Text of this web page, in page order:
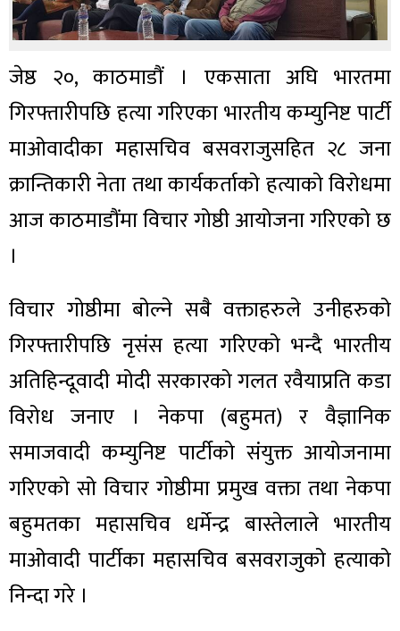
जेष्ठ २०, काठमाडौं । एकसाता अघि भारतमा
गिरफ्तारीपछि हत्या गरिएका भारतीय कम्युनिष्ट पार्टी
माओवादीका महासचिव बसवराजुसहित २८ जना
क्रान्तिकारी नेता तथा कार्यकर्ताको हत्याको विरोधमा
आज काठमाडौंमा विचार गोष्ठी आयोजना गरिएको छ
।
विचार गोष्ठीमा बोल्ने सबै वक्ताहरुले उनीहरुको
गिरफ्तारीपछि नृसंस हत्या गरिएको भन्दै भारतीय
अतिहिन्दूवादी मोदी सरकारको गलत रवैयाप्रति कडा
विरोध जनाए । नेकपा (बहुमत) र वैज्ञानिक
समाजवादी कम्युनिष्ट पार्टीको संयुक्त आयोजनामा
गरिएको सो विचार गोष्ठीमा प्रमुख वक्ता तथा नेकपा
बहुमतका महासचिव धर्मेन्द्र बास्तेलाले भारतीय
माओवादी पार्टीका महासचिव बसवराजुको हत्याको
निन्दा गरे ।